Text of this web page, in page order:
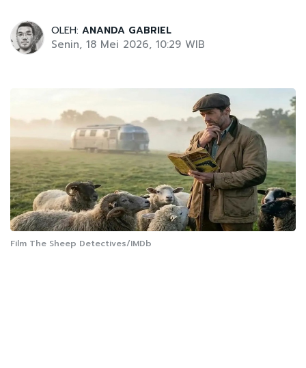
OLEH: ANANDA GABRIEL
Senin, 18 Mei 2026, 10:29 WIB
Film The Sheep Detectives/IMDb